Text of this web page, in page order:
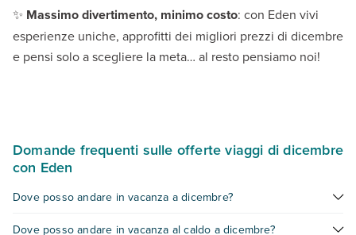
✨ Massimo divertimento, minimo costo: con Eden vivi
esperienze uniche, approfitti dei migliori prezzi di dicembre
e pensi solo a scegliere la meta… al resto pensiamo noi!
Domande frequenti sulle offerte viaggi di dicembre
con Eden
Dove posso andare in vacanza a dicembre?
Dove posso andare in vacanza al caldo a dicembre?